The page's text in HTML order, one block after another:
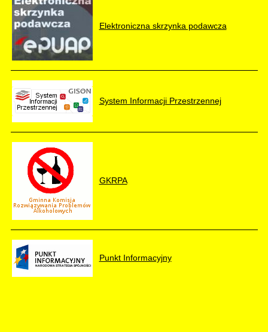
Elektroniczna skrzynka podawcza
System Informacji Przestrzennej
GKRPA
Punkt Informacyjny